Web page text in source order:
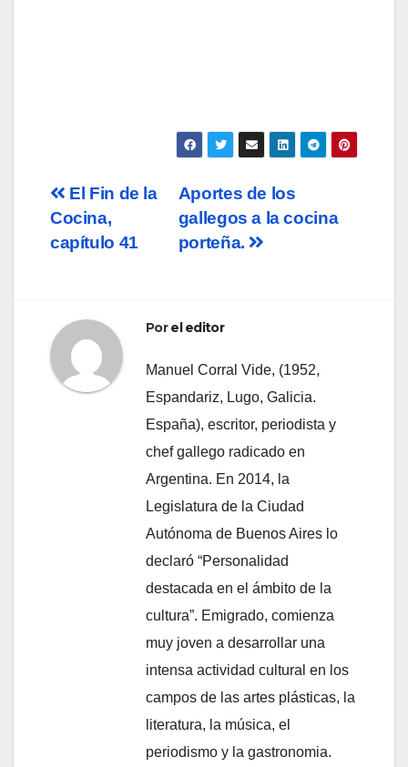
Navegación
de
Aportes de los
gallegos a la cocina
porteña.
El Fin de la
Cocina,
capítulo 41
Porel editor
Manuel Corral Vide, (1952,
Espandariz, Lugo, Galicia.
España), escritor, periodista y
chef gallego radicado en
Argentina. En 2014, la
Legislatura de la Ciudad
Autónoma de Buenos Aires lo
declaró “Personalidad
destacada en el ámbito de la
cultura”. Emigrado, comienza
muy joven a desarrollar una
intensa actividad cultural en los
campos de las artes plásticas, la
literatura, la música, el
periodismo y la gastronomia.